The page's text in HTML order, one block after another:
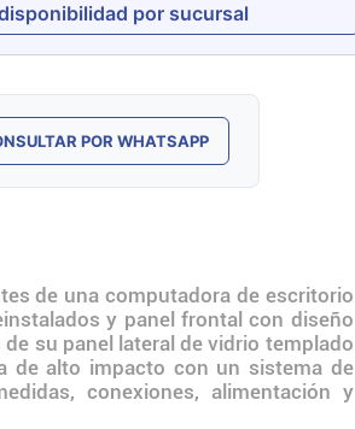
por sucursal
POR WHATSAPP
de una computadora de escritorio
y panel frontal con diseño
su panel lateral de vidrio templado
de alto impacto con un sistema de
conexiones, alimentación y